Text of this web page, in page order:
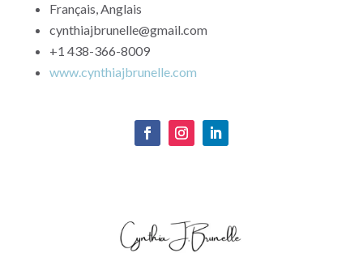
Français, Anglais
cynthiajbrunelle@gmail.com
+1 438-366-8009
www.cynthiajbrunelle.com